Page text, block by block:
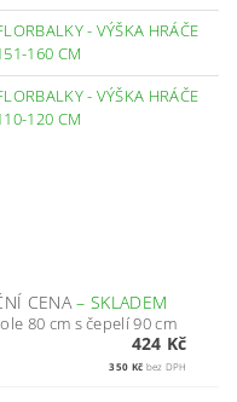
- VÝŠKA HRÁČE
160 CM
- VÝŠKA HRÁČE
120 CM
CENA– SKLADEM
80 cm s čepelí 90 cm
424 Kč
350 Kč bez DPH